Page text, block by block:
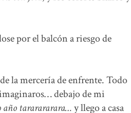
por el balcón a riesgo de
la mercería de enfrente. Todo
debajo de mi
año tararararara…y llego a casa